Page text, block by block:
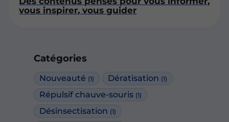
Catégories
Nouveauté (1) Dératisation (1)
Répulsif chauve-souris (1)
Désinsectisation (1)
vous inspirer, vous guider